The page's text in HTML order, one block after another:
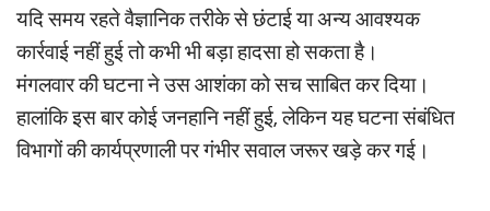
यदि समय रहते वैज्ञानिक तरीके से छंटाई या अन्य आवश्यक
कार्रवाई नहीं हुई तो कभी भी बड़ा हादसा हो सकता है।
मंगलवार की घटना ने उस आशंका को सच साबित कर दिया।
हालांकि इस बार कोई जनहानि नहीं हुई, लेकिन यह घटना संबंधित
विभागों की कार्यप्रणाली पर गंभीर सवाल जरूर खड़े कर गई।